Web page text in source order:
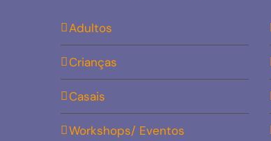
Adultos
Crianças
Casais
Workshops/ Eventos